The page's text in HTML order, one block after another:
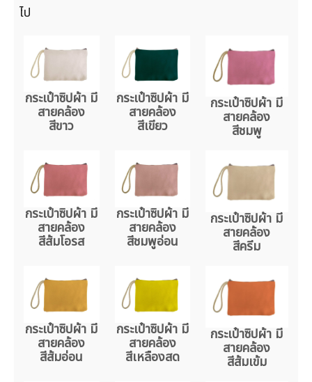
ไป
กระเป๋าซิปผ้า มี
สายคล้อง
สีขาว
กระเป๋าซิปผ้า มี
สายคล้อง
สีเขียว
กระเป๋าซิปผ้า มี
สายคล้อง
สีชมพู
กระเป๋าซิปผ้า มี
สายคล้อง
สีส้มโอรส
กระเป๋าซิปผ้า มี
สายคล้อง
สีชมพูอ่อน
กระเป๋าซิปผ้า มี
สายคล้อง
สีครีม
กระเป๋าซิปผ้า มี
สายคล้อง
สีส้มอ่อน
กระเป๋าซิปผ้า มี
สายคล้อง
สีเหลืองสด
กระเป๋าซิปผ้า มี
สายคล้อง
สีส้มเข้ม